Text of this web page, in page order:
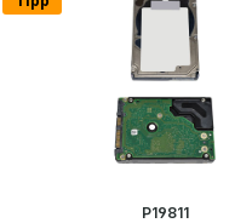
P19811